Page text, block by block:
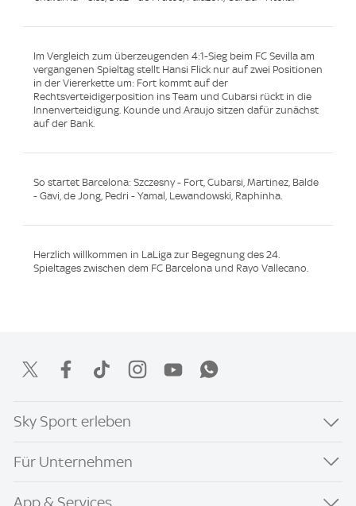
Im Vergleich zum überzeugenden 4:1-Sieg beim FC Sevilla am
vergangenen Spieltag stellt Hansi Flick nur auf zwei Positionen
in der Viererkette um: Fort kommt auf der
Rechtsverteidigerposition ins Team und Cubarsi rückt in die
Innenverteidigung. Kounde und Araujo sitzen dafür zunächst
auf der Bank.
So startet Barcelona: Szczesny - Fort, Cubarsi, Martinez, Balde
- Gavi, de Jong, Pedri - Yamal, Lewandowski, Raphinha.
Herzlich willkommen in LaLiga zur Begegnung des 24.
Spieltages zwischen dem FC Barcelona und Rayo Vallecano.
Sky Sport erleben
Für Unternehmen
App & Services